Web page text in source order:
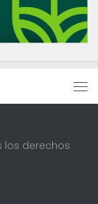
los derechos